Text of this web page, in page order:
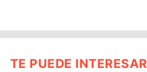
TE PUEDE INTERESAR